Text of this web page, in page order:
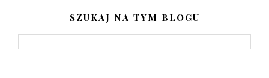
SZUKAJ NA TYM BLOGU